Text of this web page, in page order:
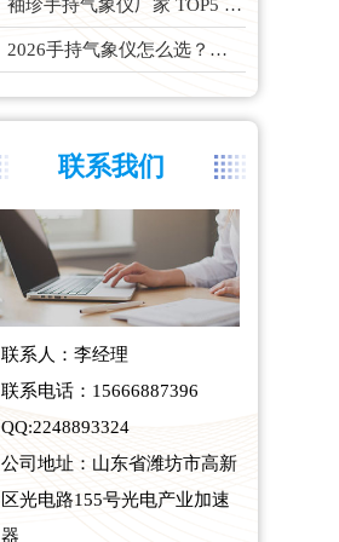
袖珍手持气象仪厂家 TOP5 实力榜单
2026手持气象仪怎么选？云境天合、天蔚主流机型深度测评
联系我们
联系人：李经理
联系电话：15666887396
QQ:2248893324
公司地址：山东省潍坊市高新
区光电路155号光电产业加速
器